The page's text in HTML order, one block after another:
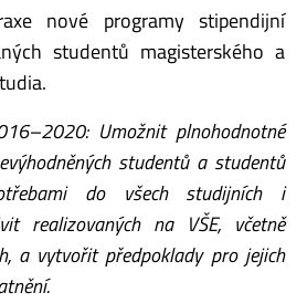
nové programy stipendijní
studentů magisterského a
Umožnit plnohodnotné
studentů a studentů
do všech studijních i
realizovaných na VŠE, včetně
a vytvořit předpoklady pro jejich